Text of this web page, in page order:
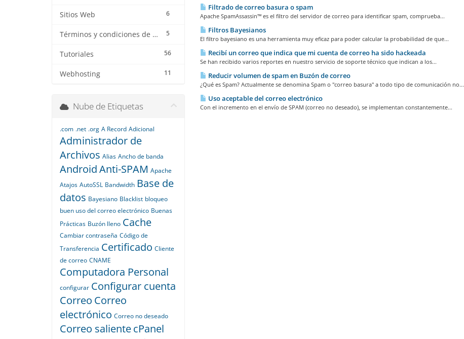
6
Sitios Web
5
Términos y condiciones de los servicios
56
Tutoriales
11
Webhosting
Filtrado de correo basura o spam
Apache SpamAssassin™ es el filtro del servidor de correo para identificar spam, comprueba...
Filtros Bayesianos
El filtro bayesiano es una herramienta muy eficaz para poder calcular la probabilidad de que...
Recibí un correo que indica que mi cuenta de correo ha sido hackeada
Se han recibido varios reportes en nuestro servicio de soporte técnico que indican a los...
Reducir volumen de spam en Buzón de correo
¿Qué es Spam? Actualmente se denomina Spam o "correo basura" a todo tipo de comunicación no...
Uso aceptable del correo electrónico
Con el incremento en el envío de SPAM (correo no deseado), se implementan constantemente...
Nube de Etiquetas
.com .net .org A Record Adicional
Administrador de
Archivos Alias Ancho de banda
AndroidAnti-SPAM Apache
Atajos AutoSSL Bandwidth Base de
datos Bayesiano Blacklist bloqueo
buen uso del correo electrónico Buenas
Prácticas Buzón lleno Cache
Cambiar contraseña Código de
Transferencia Certificado Cliente
de correo CNAME
Computadora Personal
configurar Configurar cuenta
Correo Correo
electrónico Correo no deseado
Correo salientecPanel